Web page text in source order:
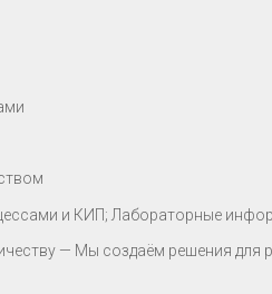
и КИП; Лабораторные
— Мы создаём решения для